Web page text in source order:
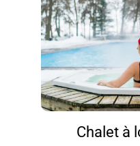
Chalet à